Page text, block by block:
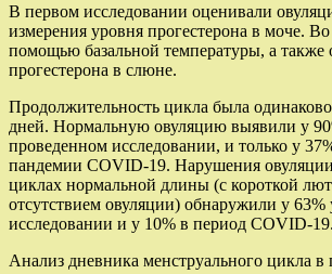
В первом исследовании оценивали
измерения уровня прогестерона в моче.
помощью базальной температуры, а также
прогестерона в слюне.
Продолжительность цикла была
дней. Нормальную овуляцию выявили у
проведенном исследовании, и только у
пандемии COVID-19. Нарушения
циклах нормальной длины (с короткой
отсутствием овуляции) обнаружили у
исследовании и у 10% в период COVID-19.
Анализ дневника менструального цикла